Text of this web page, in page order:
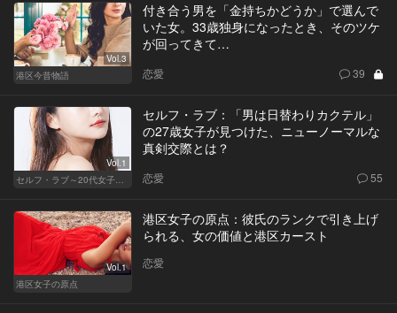
Vol.3
港区今昔物語
付き合う男を「金持ちかどうか」で選んで
いた女。33歳独身になったとき、そのツケ
が回ってきて…
恋愛 39
Vol.1
セルフ・ラブ～20代女子の矛盾～
セルフ・ラブ：「男は日替わりカクテル」
の27歳女子が見つけた、ニューノーマルな
真剣交際とは？
恋愛 55
Vol.1
港区女子の原点
港区女子の原点：彼氏のランクで引き上げ
られる、女の価値と港区カースト
恋愛